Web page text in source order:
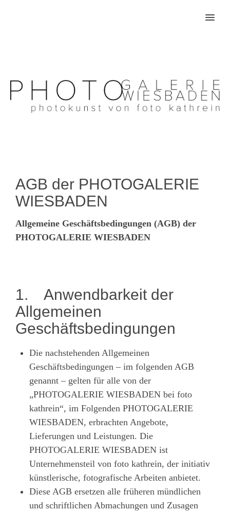
MENU
AGB der PHOTOGALERIE
WIESBADEN
Allgemeine Geschäftsbedingungen (AGB) der
PHOTOGALERIE WIESBADEN
1. Anwendbarkeit der
Allgemeinen
Geschäftsbedingungen
Die nachstehenden Allgemeinen
Geschäftsbedingungen – im folgenden AGB
genannt – gelten für alle von der
„PHOTOGALERIE WIESBADEN bei foto
kathrein“, im Folgenden PHOTOGALERIE
WIESBADEN, erbrachten Angebote,
Lieferungen und Leistungen. Die
PHOTOGALERIE WIESBADEN ist
Unternehmensteil von foto kathrein, der initiativ
künstlerische, fotografische Arbeiten anbietet.
Diese AGB ersetzen alle früheren mündlichen
und schriftlichen Abmachungen und Zusagen